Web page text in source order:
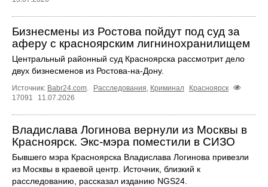
Бизнесмены из Ростова пойдут под суд за
аферу с красноярским лигнинохранилищем
Центральный районный суд Красноярска рассмотрит дело
двух бизнесменов из Ростова-на-Дону.
Источник: Babr24.com. Расследования, Криминал
Красноярск
17091
11.07.2026
Владислава Логинова вернули из Москвы в
Красноярск. Экс-мэра поместили в СИЗО
Бывшего мэра Красноярска Владислава Логинова привезли
из Москвы в краевой центр. Источник, близкий к
расследованию, рассказал изданию NGS24.